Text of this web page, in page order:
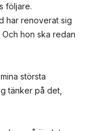
följare.
har renoverat sig
hon ska redan
största
tänker på det,